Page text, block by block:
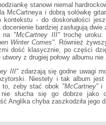
stanowi niemal
McCartneya i dobrą solówkę
kontekstu - do doskonałości
docenienie bardziej zasługują
na "McCartney III"trochę uroku:
Winter Comes" . Również
dość klasycznie, po części
utwory z drugiej połowy albumu
III"zdarzają się godne uwagi
Niestety i tak album jest
to, żeby stać obok "McCartney"i
nie słucha się go dobrze jako
Anglika chyba zaszkodziła jego